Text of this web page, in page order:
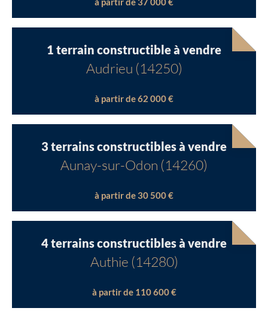
1 terrain constructible à vendre
Audrieu (14250)
à partir de 62 000 €
3 terrains constructibles à vendre
Aunay-sur-Odon (14260)
à partir de 30 500 €
4 terrains constructibles à vendre
Authie (14280)
à partir de 110 600 €